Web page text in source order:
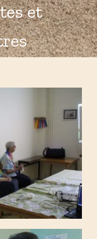
et